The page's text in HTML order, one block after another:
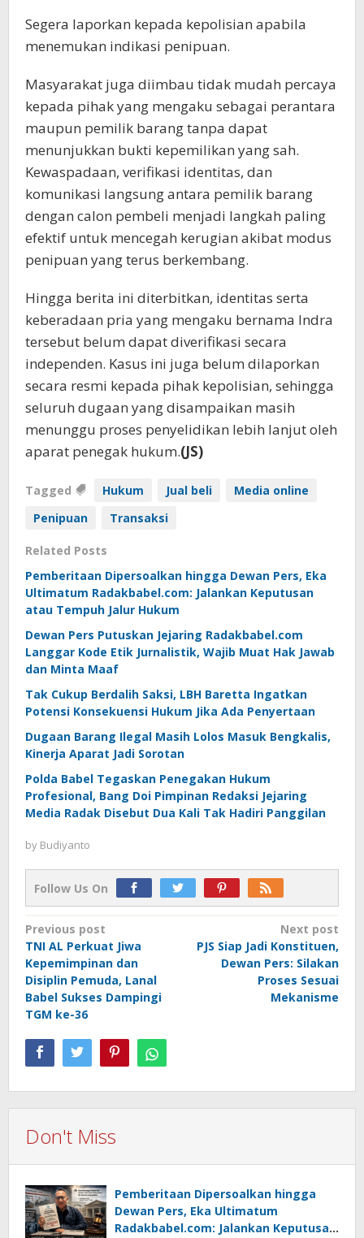
Segera laporkan kepada kepolisian apabila
menemukan indikasi penipuan.
Masyarakat juga diimbau tidak mudah percaya
kepada pihak yang mengaku sebagai perantara
maupun pemilik barang tanpa dapat
menunjukkan bukti kepemilikan yang sah.
Kewaspadaan, verifikasi identitas, dan
komunikasi langsung antara pemilik barang
dengan calon pembeli menjadi langkah paling
efektif untuk mencegah kerugian akibat modus
penipuan yang terus berkembang.
Hingga berita ini diterbitkan, identitas serta
keberadaan pria yang mengaku bernama Indra
tersebut belum dapat diverifikasi secara
independen. Kasus ini juga belum dilaporkan
secara resmi kepada pihak kepolisian, sehingga
seluruh dugaan yang disampaikan masih
menunggu proses penyelidikan lebih lanjut oleh
aparat penegak hukum.(JS)
Tagged Hukum Jual beli
Media online
Penipuan
Transaksi
Related Posts
Pemberitaan Dipersoalkan hingga Dewan Pers, Eka
Ultimatum Radakbabel.com: Jalankan Keputusan
atau Tempuh Jalur Hukum
Dewan Pers Putuskan Jejaring Radakbabel.com
Langgar Kode Etik Jurnalistik, Wajib Muat Hak Jawab
dan Minta Maaf
Tak Cukup Berdalih Saksi, LBH Baretta Ingatkan
Potensi Konsekuensi Hukum Jika Ada Penyertaan
Dugaan Barang Ilegal Masih Lolos Masuk Bengkalis,
Kinerja Aparat Jadi Sorotan
Polda Babel Tegaskan Penegakan Hukum
Profesional, Bang Doi Pimpinan Redaksi Jejaring
Media Radak Disebut Dua Kali Tak Hadiri Panggilan
by Budiyanto
Follow Us On
Post
navigation
Previous post
TNI AL Perkuat Jiwa
Kepemimpinan dan
Disiplin Pemuda, Lanal
Babel Sukses Dampingi
TGM ke-36
Next post
PJS Siap Jadi Konstituen,
Dewan Pers: Silakan
Proses Sesuai
Mekanisme
Don't Miss
Pemberitaan Dipersoalkan hingga
Dewan Pers, Eka Ultimatum
Radakbabel.com: Jalankan Keputusan